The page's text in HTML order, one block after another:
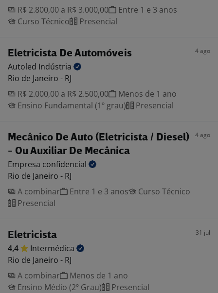
R$ 2.800,00 a R$ 3.000,00
Entre 1 e 3 anos
Curso Técnico
Presencial
Eletricista De Automóveis 4 ago
Autoled Indústria
Rio de Janeiro - RJ
R$ 2.000,00 a R$ 2.500,00
Menos de 1 ano
Ensino Fundamental (1º grau)
Presencial
Mecânico De Auto (Eletricista / Diesel)
- Ou Auxiliar De Mecânica
4 ago
Empresa confidencial
Rio de Janeiro - RJ
A combinar
Entre 1 e 3 anos
Curso Técnico
Presencial
Eletricista 31 jul
4,4
Intermédica
Rio de Janeiro - RJ
A combinar
Menos de 1 ano
Ensino Médio (2º Grau)
Presencial